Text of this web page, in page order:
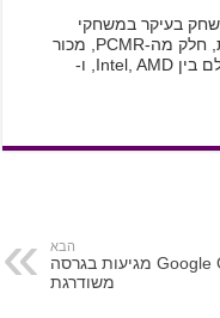
משחק בעיקר במשחקי
פלטפורמר אינדי ומכות, חלק מה-PCMR, מכור
לטקן, ובעד מלחמת עולם בין Intel, AMD, ו-
הבא
Google Glass מגיעות בגרסה
משודרגת